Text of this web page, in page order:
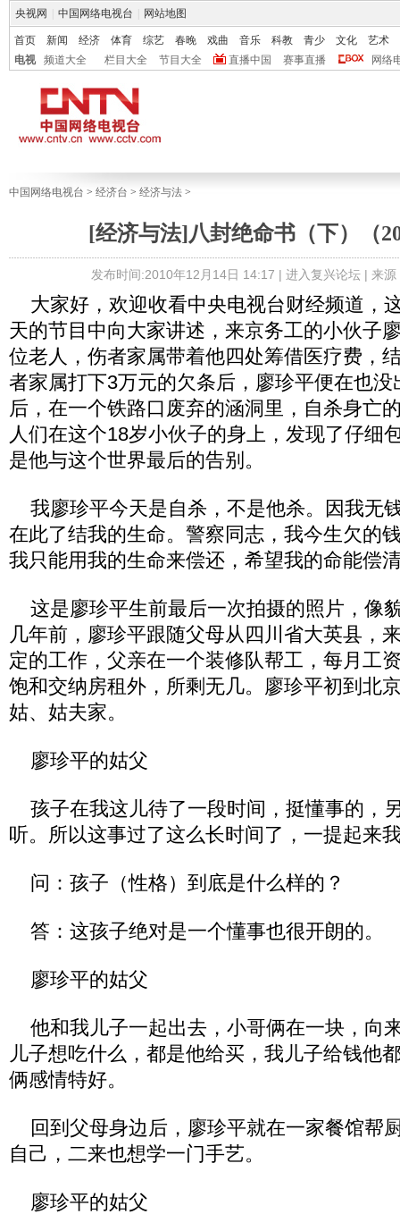
央视网 中国网络电视台 网站地图
首页 新闻 经济 体育 综艺 春晚 戏曲 音乐 科教 青少 文化
艺术
电视
频道大全 栏目大全 节目大全 直播中国 赛事直播 网络
中国网络电视台 > 经济台 > 经济与法 >
[经济与法]八封绝命书（下）（
发布时间:2010年12月14日 14:17 | 进入复兴论坛| 来源
大家好，欢迎收看中央电视台财经频道，
天的节目中向大家讲述，来京务工的小伙子
位老人，伤者家属带着他四处筹借医疗费，
者家属打下3万元的欠条后，廖珍平便在也
后，在一个铁路口废弃的涵洞里，自杀身亡
人们在这个18岁小伙子的身上，发现了仔细
是他与这个世界最后的告别。
我廖珍平今天是自杀，不是他杀。因我无
在此了结我的生命。警察同志，我今生欠的
我只能用我的生命来偿还，希望我的命能偿
这是廖珍平生前最后一次拍摄的照片，像
几年前，廖珍平跟随父母从四川省大英县，
定的工作，父亲在一个装修队帮工，每月工
饱和交纳房租外，所剩无几。廖珍平初到北
姑、姑夫家。
廖珍平的姑父
孩子在我这儿待了一段时间，挺懂事的，
听。所以这事过了这么长时间了，一提起来
问：孩子（性格）到底是什么样的？
答：这孩子绝对是一个懂事也很开朗的。
廖珍平的姑父
他和我儿子一起出去，小哥俩在一块，向
儿子想吃什么，都是他给买，我儿子给钱他
俩感情特好。
回到父母身边后，廖珍平就在一家餐馆帮
自己，二来也想学一门手艺。
廖珍平的姑父